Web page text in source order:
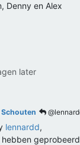
Denny en Alex
later
Schouten
lennardd,
hebben